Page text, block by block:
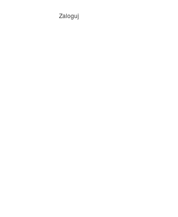
Menu
Zaloguj